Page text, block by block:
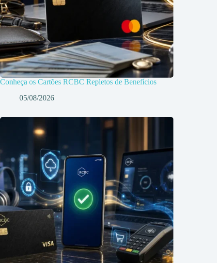
Conheça os Cartões RCBC Repletos de Benefícios
05/08/2026